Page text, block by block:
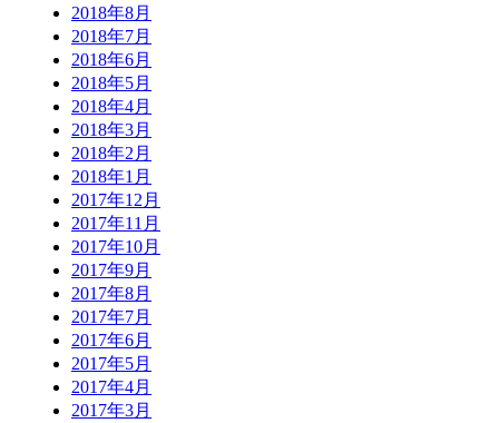
2018年8月
2018年7月
2018年6月
2018年5月
2018年4月
2018年3月
2018年2月
2018年1月
2017年12月
2017年11月
2017年10月
2017年9月
2017年8月
2017年7月
2017年6月
2017年5月
2017年4月
2017年3月